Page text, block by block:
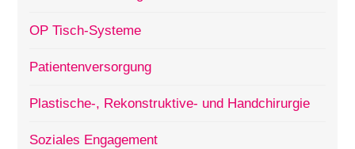
OP Tisch-Systeme
Patientenversorgung
Plastische-, Rekonstruktive- und Handchirurgie
Soziales Engagement